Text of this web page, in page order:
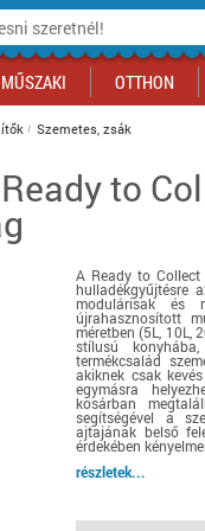
akciók
Sport
Regisztrálj
Regisztrálj
MŰSZAKI
Regisztrálj
OTTHON
Bébi
Regisztrálj
Regisztrálj
gördeszka, roller
Regisztrálj
parkolás
Regisztrálj
sütemények
ital
Regisztrálj
Szemetes, zsák
to
A Ready to
hulladékgyűjtésre
modulárisak és
újrahasznosított
méretben (5L, 10L,
stílusú
termékcsalád
akiknek csak
egymásra
kosárban
segítségével a
ajtajának belső
érdekében
részletek...